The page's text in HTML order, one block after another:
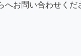
へお問い合わせくだ